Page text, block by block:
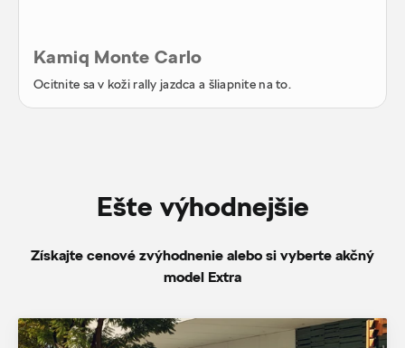
Kamiq Monte Carlo
Ocitnite sa v koži rally jazdca a šliapnite na to.
Ešte výhodnejšie
Získajte cenové zvýhodnenie alebo si vyberte akčný
model Extra